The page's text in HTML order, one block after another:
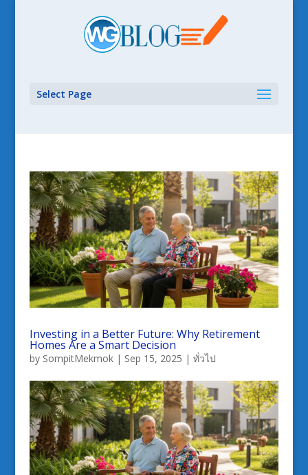
Select Page
Investing in a Better Future: Why Retirement
Homes Are a Smart Decision
by SompitMekmok| Sep 15, 2025 | ทั่วไป